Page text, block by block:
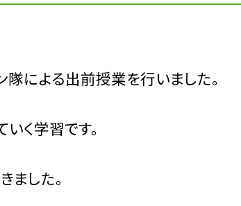
隊による出前授業を行いました。
く学習です。
ました。